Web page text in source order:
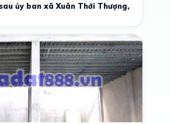
ủy ban xã Xuân Thới Thượng,